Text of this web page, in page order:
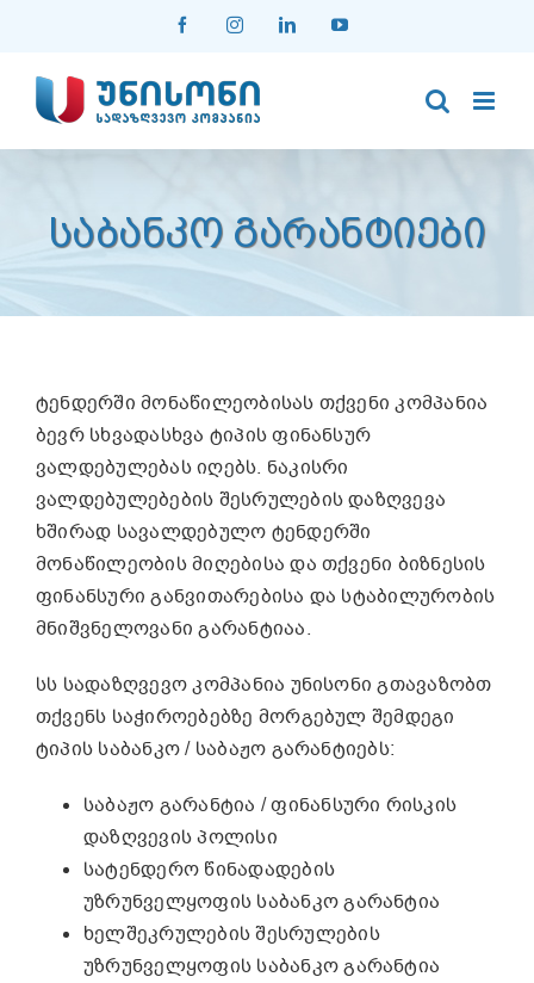
content
FacebookInstagramLinkedInYouTube
ᲡᲐᲑᲐᲜᲙᲝ ᲒᲐᲠᲐᲜᲢᲘᲔᲑᲘ
ტენდერში მონაწილეობისას თქვენი კომპანია
ბევრ სხვადასხვა ტიპის ფინანსურ
ვალდებულებას იღებს. ნაკისრი
ვალდებულებების შესრულების დაზღვევა
ხშირად სავალდებულო ტენდერში
მონაწილეობის მიღებისა და თქვენი ბიზნესის
ფინანსური განვითარებისა და სტაბილურობის
მნიშვნელოვანი გარანტიაა.
სს სადაზღვევო კომპანია უნისონი გთავაზობთ
თქვენს საჭიროებებზე მორგებულ შემდეგი
ტიპის საბანკო / საბაჟო გარანტიებს:
საბაჟო გარანტია / ფინანსური რისკის
დაზღვევის პოლისი
სატენდერო წინადადების
უზრუნველყოფის საბანკო გარანტია
ხელშეკრულების შესრულების
უზრუნველყოფის საბანკო გარანტია